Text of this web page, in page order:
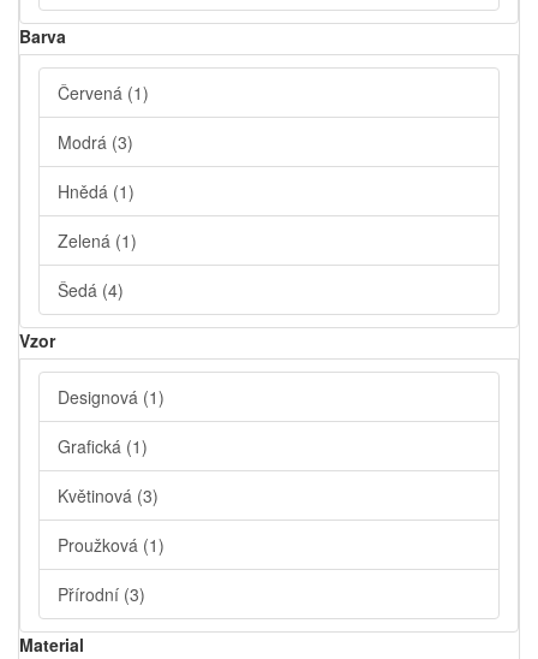
Barva
Červená (1)
Modrá (3)
Hnědá (1)
Zelená (1)
Šedá (4)
Vzor
Designová (1)
Grafická (1)
Květinová (3)
Proužková (1)
Přírodní (3)
Material